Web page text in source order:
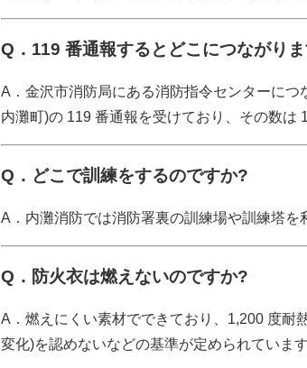
Q．119 番通報するとどこにつながり
A．金沢市消防局にある消防指令センターにつ
内灘町)の 119 番通報を受けており、その数は
Q．どこで訓練をするのですか?
A．内灘消防では消防署裏の訓練場や訓練塔を
Q．防火衣は燃えないのですか?
A．燃えにくい素材でできており、1,200 度耐
変化)を認めないなどの基準が定められています